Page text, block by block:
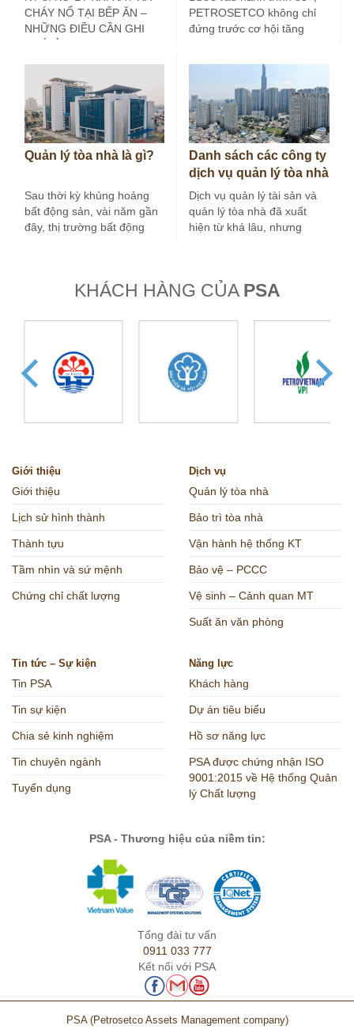
nghiệp (Kỳ 3)
CHÁY NỔ TẠI BẾP ĂN –
NHỮNG ĐIỀU CẦN GHI
PETROSETCO không chỉ
đứng trước cơ hội tăng
Quản lý tòa nhà là gì?
Sau thời kỳ khủng hoảng
bất động sản, vài năm gần
đây, thị trường bất động
Danh sách các công ty
dịch vụ quản lý tòa nhà
tại Hà Nội
Dịch vụ quản lý tài sản và
quản lý tòa nhà đã xuất
hiện từ khá lâu, nhưng
KHÁCH HÀNG CỦA PSA
Giới thiệu
Giới thiệu
Lịch sử hình thành
Thành tựu
Tầm nhìn và sứ mệnh
Chứng chỉ chất lượng
Dịch vụ
Quản lý tòa nhà
Bảo trì tòa nhà
Vận hành hệ thống KT
Bảo vệ – PCCC
Vệ sinh – Cảnh quan MT
Suất ăn văn phòng
Tin tức – Sự kiện
Tin PSA
Tin sự kiện
Chia sẻ kinh nghiệm
Tin chuyên ngành
Tuyển dụng
Năng lực
Khách hàng
Dự án tiêu biểu
Hồ sơ năng lực
PSA được chứng nhận ISO
9001:2015 về Hệ thống Quản
lý Chất lượng
PSA - Thương hiệu của niềm tin:
Tổng đài tư vấn
0911 033 777
Kết nối với PSA
PSA (Petrosetco Assets Management company)